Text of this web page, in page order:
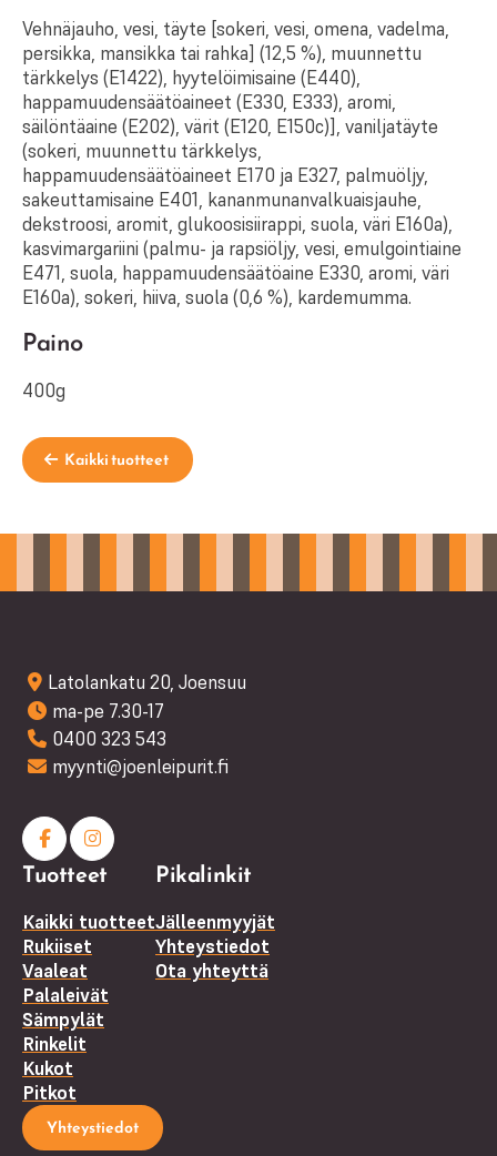
Vehnäjauho, vesi, täyte [sokeri, vesi, omena, vadelma,
persikka, mansikka tai rahka] (12,5 %), muunnettu
tärkkelys (E1422), hyytelöimisaine (E440),
happamuudensäätöaineet (E330, E333), aromi,
säilöntäaine (E202), värit (E120, E150c)], vaniljatäyte
(sokeri, muunnettu tärkkelys,
happamuudensäätöaineet E170 ja E327, palmuöljy,
sakeuttamisaine E401, kananmunanvalkuaisjauhe,
dekstroosi, aromit, glukoosisiirappi, suola, väri E160a),
kasvimargariini (palmu- ja rapsiöljy, vesi, emulgointiaine
E471, suola, happamuudensäätöaine E330, aromi, väri
E160a), sokeri, hiiva, suola (0,6 %), kardemumma.
Paino
400g
Kaikki tuotteet
Latolankatu 20, Joensuu
ma-pe 7.30-17
0400 323 543
myynti@joenleipurit.fi
Facebook
(F)
Instagram
Tuotteet
Kaikki tuotteet
Rukiiset
Vaaleat
Palaleivät
Sämpylät
Rinkelit
Kukot
Pitkot
Pikalinkit
Jälleenmyyjät
Yhteystiedot
Ota yhteyttä
Yhteystiedot